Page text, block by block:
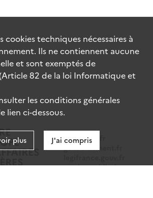
data.gouv.fr
gouvernement.fr
service-public.fr
cookiestechniques nécessaires à
Ils ne contiennent aucune
et sont exemptés de
82 de la loi Informatique et
les conditions générales
lien ci-dessous.
plus J'ai compris